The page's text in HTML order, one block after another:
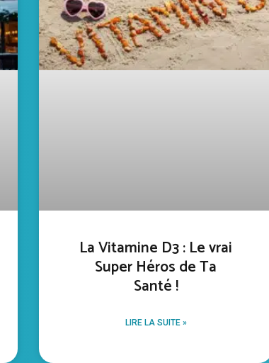
La Vitamine D3 : Le vrai
Super Héros de Ta
Santé !
LIRE LA SUITE »